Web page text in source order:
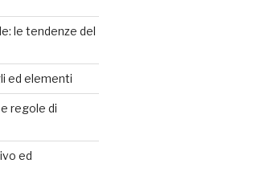
le tendenze del
ed elementi
regole di
ed